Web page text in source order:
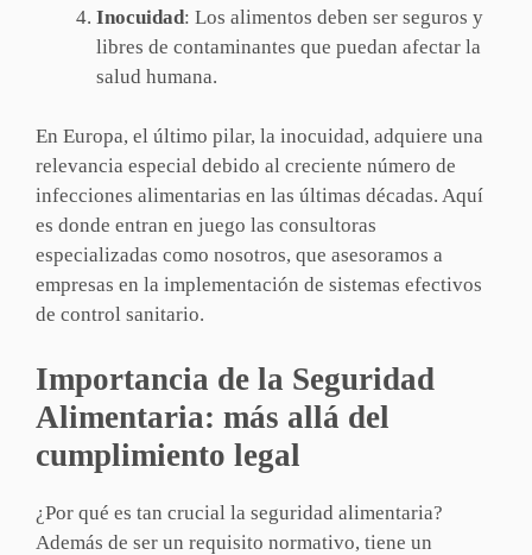
Inocuidad: Los alimentos deben ser seguros y
libres de contaminantes que puedan afectar la
salud humana.
En Europa, el último pilar, la inocuidad, adquiere una
relevancia especial debido al creciente número de
infecciones alimentarias en las últimas décadas. Aquí
es donde entran en juego las consultoras
especializadas como nosotros, que asesoramos a
empresas en la implementación de sistemas efectivos
de control sanitario.
Importancia de la Seguridad
Alimentaria: más allá del
cumplimiento legal
¿Por qué es tan crucial la seguridad alimentaria?
Además de ser un requisito normativo, tiene un